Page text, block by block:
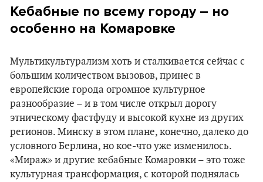
Кебабные по всему городу – но
особенно на Комаровке
Мультикультурализм хоть и сталкивается сейчас с
большим количеством вызовов, принес в
европейские города огромное культурное
разнообразие – и в том числе открыл дорогу
этническому фастфуду и высокой кухне из других
регионов. Минску в этом плане, конечно, далеко до
условного Берлина, но кое-что уже изменилось.
«Мираж» и другие кебабные Комаровки – это тоже
культурная трансформация, с которой поднялась